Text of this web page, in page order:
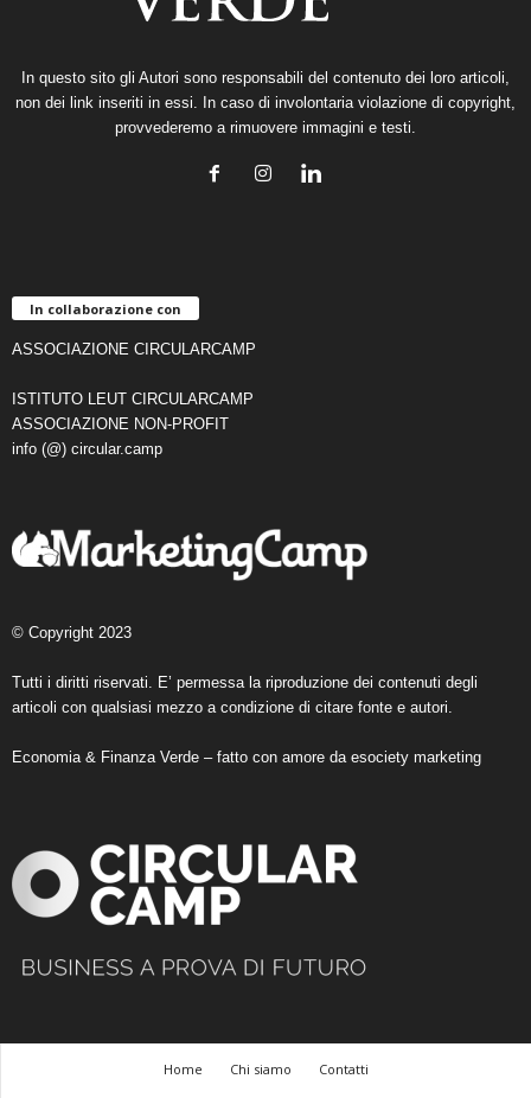
In questo sito gli Autori sono responsabili del contenuto dei loro articoli,
non dei link inseriti in essi. In caso di involontaria violazione di copyright,
provvederemo a rimuovere immagini e testi.
In collaborazione con
ASSOCIAZIONE CIRCULARCAMP
ISTITUTO LEUT CIRCULARCAMP
ASSOCIAZIONE NON-PROFIT
info (@) circular.camp
© Copyright 2023
Tutti i diritti riservati. E’ permessa la riproduzione dei contenuti degli
articoli con qualsiasi mezzo a condizione di citare fonte e autori.
Economia & Finanza Verde – fatto con amore da esociety marketing
Home Chi siamo
Contatti